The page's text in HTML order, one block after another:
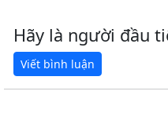
Hãy là người đầu